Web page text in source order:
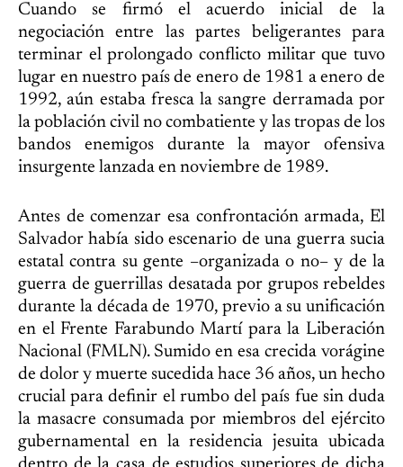
Cuando se firmó el acuerdo inicial de la
negociación entre las partes beligerantes para
terminar el prolongado conflicto militar que tuvo
lugar en nuestro país de enero de 1981 a enero de
1992, aún estaba fresca la sangre derramada por
la población civil no combatiente y las tropas de los
bandos enemigos durante la mayor ofensiva
insurgente lanzada en noviembre de 1989.
Antes de comenzar esa confrontación armada, El
Salvador había sido escenario de una guerra sucia
estatal contra su gente –organizada o no– y de la
guerra de guerrillas desatada por grupos rebeldes
durante la década de 1970, previo a su unificación
en el Frente Farabundo Martí para la Liberación
Nacional (FMLN). Sumido en esa crecida vorágine
de dolor y muerte sucedida hace 36 años, un hecho
crucial para definir el rumbo del país fue sin duda
la masacre consumada por miembros del ejército
gubernamental en la residencia jesuita ubicada